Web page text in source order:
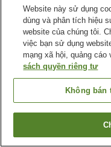
Tuyệt vời Đánh
Tiện nghi chỗ nghỉ
Wi-Fi
Phòng ăn riêng
Trang chủ Nhật Bản
Izu Kogen Onsen Naginosyou
Website này sử dụng
dùng và phân tích hiệu
website của chúng tôi.
việc bạn sử dụng
mạng xã hội, quảng cáo
sách quyền riêng tư
Không bán